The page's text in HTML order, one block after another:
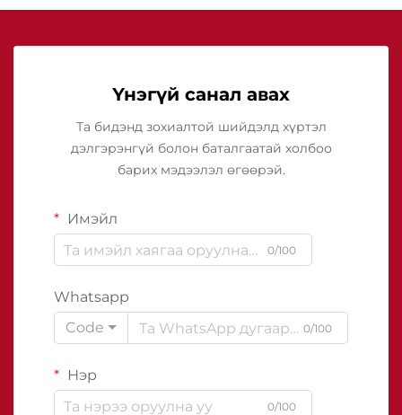
Үнэгүй санал авах
Та бидэнд зохиалтой шийдэлд хүртэл
дэлгэрэнгүй болон баталгаатай холбоо
барих мэдээлэл өгөөрэй.
Имэйл
0/100
Whatsapp
Code
0/100
Нэр
0/100